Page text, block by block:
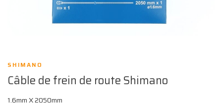
SHIMANO
Câble de frein de route Shimano
1.6mm X 2050mm